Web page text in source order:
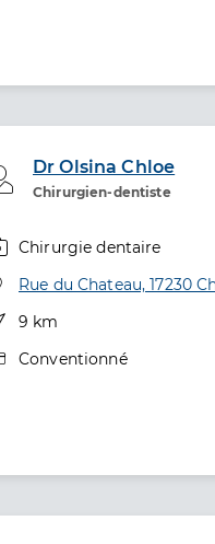
Dr Olsina Chloe
Chirurgien-dentiste
Professionel
Chirurgie dentaire
Adresse
Rue du Chateau, 17230
Distance
9 km
Type de convention
Conventionné